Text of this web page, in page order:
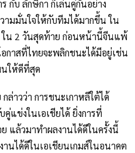
กับ ลักษิกา ก็เล่นคู่กันอย่าง
ามมั่นใจให้กับทีมได้มากขึ้น ใน
ใน 2 วันสุดท้าย ก่อนหน้านี้จีนแพ้
กาสที่ไทยจะพลิกชนะได้มีอยู่เช่น
ให้ดีที่สุด
ล่าวว่า การชนะเกาหลีใต้ได้
แข่งในเอเชียได้ ยิ่งการที่
ล้วมาทำผลงานได้ดีในครั้งนี้
นได้ดีในเอเชียนเกมส์ในอนาคต